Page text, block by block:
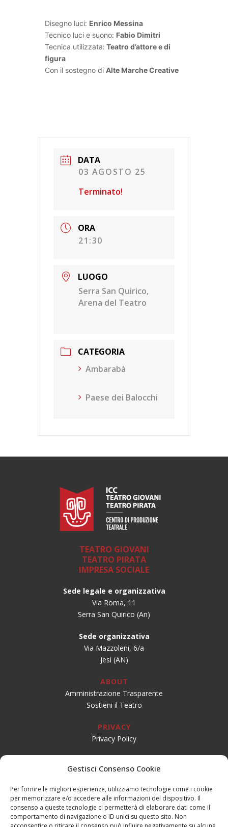
Gestisci Consenso Cookie
Per fornire le migliori esperienze, utilizziamo tecnologie come i cookie
per memorizzare e/o accedere alle informazioni del dispositivo. Il
consenso a queste tecnologie ci permetterà di elaborare dati come il
comportamento di navigazione o ID unici su questo sito. Non
Disegno luci: Enrico Messina
Tecnico luci e suono: Fabio Dimitri
Tecnica utilizzata: Teatro d’attore e di
figura
Con il sostegno di Alte Marche Creative
DATA
03 AGOSTO 25
Terminato!
ORA
21:30
LUOGO
Serra San Quirico,
Arena del Teatro
CATEGORIA
Ambarabà
Paese dei Balocchi
TEATRO GIOVANI
TEATRO PIRATA
IMPRESA SOCIALE
Sede legale e organizzativa
Via Roma, 11
Serra San Quirico (An)
Sede organizzativa
Via Mazzoleni, 6/a
Jesi (AN)
ABOUT
Amministrazione Trasparente
Sostieni il Teatro
PRIVACY
Privacy Policy
CONTATTI
Email:info@teatrogiovaniteatropirata.it
PEC:atg@pec.teatrogiovani.com